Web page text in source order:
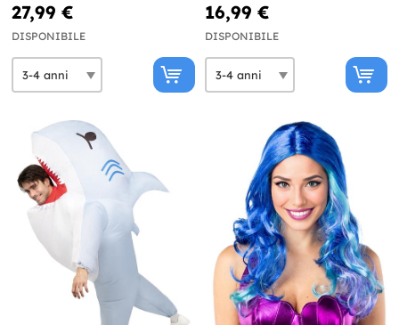
27,99 €
DISPONIBILE
16,99 €
DISPONIBILE